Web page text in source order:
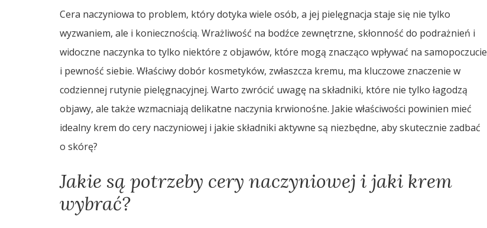
Cera naczyniowa to problem, który dotyka wiele osób, a jej pielęgnacja staje się nie tylko
wyzwaniem, ale i koniecznością. Wrażliwość na bodźce zewnętrzne, skłonność do podrażnień i
widoczne naczynka to tylko niektóre z objawów, które mogą znacząco wpływać na samopoczucie
i pewność siebie. Właściwy dobór kosmetyków, zwłaszcza kremu, ma kluczowe znaczenie w
codziennej rutynie pielęgnacyjnej. Warto zwrócić uwagę na składniki, które nie tylko łagodzą
objawy, ale także wzmacniają delikatne naczynia krwionośne. Jakie właściwości powinien mieć
idealny krem do cery naczyniowej i jakie składniki aktywne są niezbędne, aby skutecznie zadbać
o skórę?
Jakie są potrzeby cery naczyniowej i jaki krem
wybrać?